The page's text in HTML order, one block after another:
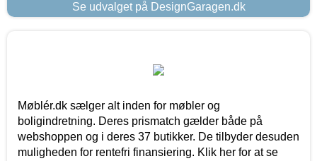
Se udvalget på DesignGaragen.dk
Møblér.dk sælger alt inden for møbler og
boligindretning. Deres prismatch gælder både på
webshoppen og i deres 37 butikker. De tilbyder desuden
muligheden for rentefri finansiering. Klik her for at se